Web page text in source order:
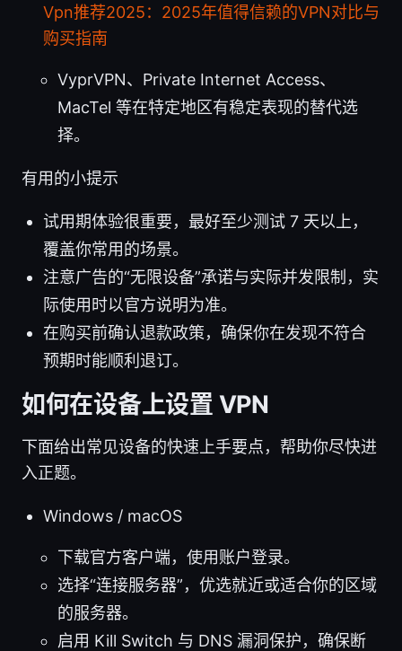
Vpn推荐2025：2025年值得信赖的VPN对比与
购买指南
VyprVPN、Private Internet Access、
MacTel 等在特定地区有稳定表现的替代选
择。
有用的小提示
试用期体验很重要，最好至少测试 7 天以上，
覆盖你常用的场景。
注意广告的“无限设备”承诺与实际并发限制，实
际使用时以官方说明为准。
在购买前确认退款政策，确保你在发现不符合
预期时能顺利退订。
如何在设备上设置 VPN
下面给出常见设备的快速上手要点，帮助你尽快进
入正题。
Windows / macOS
下载官方客户端，使用账户登录。
选择“连接服务器”，优选就近或适合你的区域
的服务器。
启用 Kill Switch 与 DNS 漏洞保护，确保断